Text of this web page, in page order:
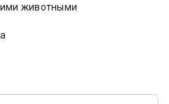
животными